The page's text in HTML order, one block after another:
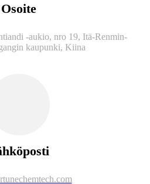
Osoite
-aukio, nro 19, Itä-Renmin-
kaupunki, Kiina